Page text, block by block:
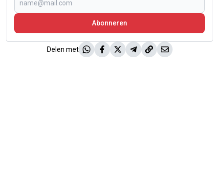
Abonneren
Delen met